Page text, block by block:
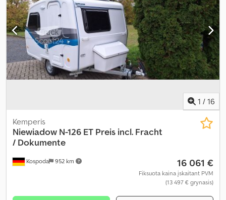
1 / 16
Kospoda 952 km
Kemperis
Niewiadow N-126 ET Preis incl. Fracht
/ Dokumente
16 061 €
Fiksuota kaina įskaitant PVM
(13 497 € grynasis)